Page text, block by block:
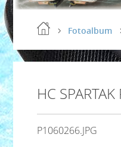
Fotoalbum
HC
P1060266.JPG